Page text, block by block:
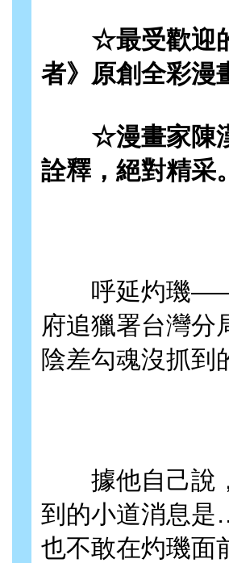
☆最受歡迎的
者》原創全彩漫
☆漫畫家陳漢
詮釋，絕對精采
呼延灼璣——
府追獵署台灣分
陰差勾魂沒抓到
據他自己說，
到的小道消息
也不敢在灼璣面